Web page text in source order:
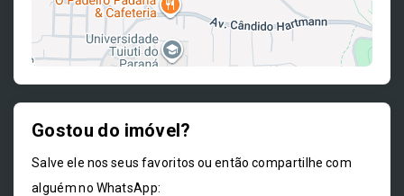
Gostou do imóvel?
Salve ele nos seus favoritos ou então compartilhe com
alguém no WhatsApp: